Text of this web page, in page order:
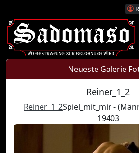
Neueste Galerie
Reiner_1_2
Reiner_1_2Spiel_mit_mir -
19403